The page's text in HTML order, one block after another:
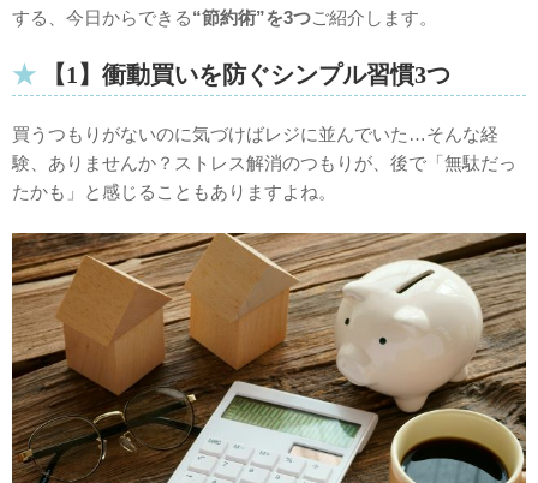
する、今日からできる“節約術”を3つご紹介します。
【1】衝動買いを防ぐシンプル習慣3つ
買うつもりがないのに気づけばレジに並んでいた…そんな経
験、ありませんか？ストレス解消のつもりが、後で「無駄だっ
たかも」と感じることもありますよね。